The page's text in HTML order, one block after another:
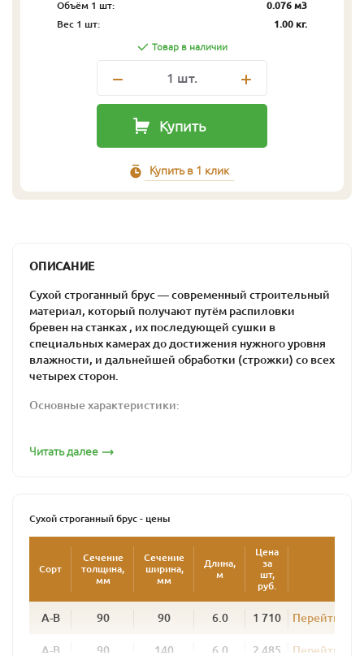
Объём 1 шт:
0.076 м3
Вес 1 шт:
1.00 кг.
Товар в наличии
1 шт.
Купить
Купить в 1 клик
ОПИСАНИЕ
Сухой строганный брус — современный строительный
материал, который получают путём распиловки
бревен на станках , их последующей сушки в
специальных камерах до достижения нужного уровня
влажности, и дальнейшей обработки (строжки) со всех
четырех сторон.
Основные характеристики:
влажность готового изделия изменяется в
допускаются незначительные трещины на
поверхности изделия из-за его значительной
Размеры сечения бруса находятся в пределах
от 90 до 240 мм.
Области применения:
Читать далее
Сухой строганный брус - цены
Сорт
Сечение
толщина,
мм
Сечение
ширина,
мм
Длина,
м
Цена
за
шт,
руб.
А-В 90 90 6.0 1 710 Перейти
А-В 90 140 6.0 2 485 Перейти